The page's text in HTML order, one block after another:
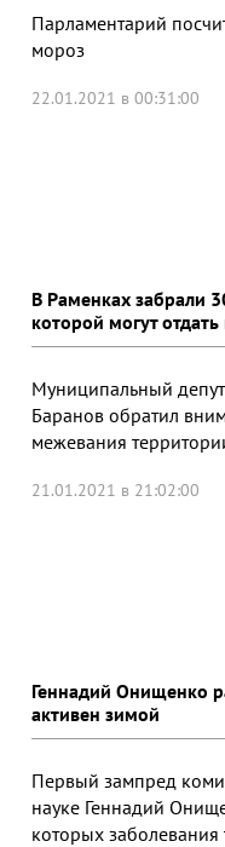
Парламентарий
мороз
22.01.2021 в 00:31:00
В Раменках забрали
которой могут
Муниципальный
Баранов обратил
межевания
21.01.2021 в 21:02:00
Геннадий Онищенко
активен зимой
Первый зампред
науке Геннадий
которых заболевания